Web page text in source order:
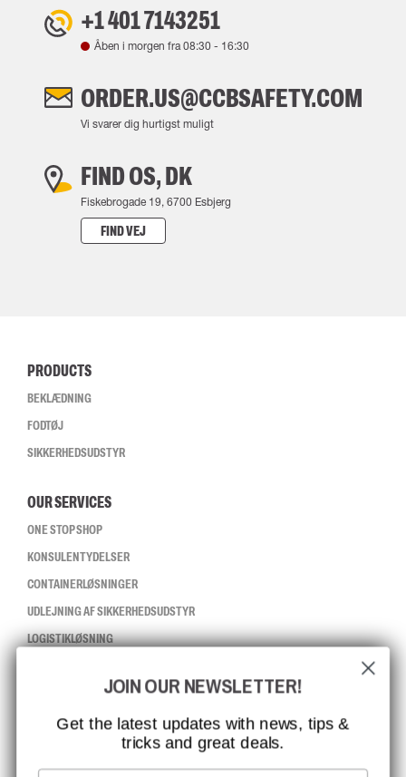
+1 401 7143251
Åben i morgen fra08:30- 16:30
ORDER.US@CCBSAFETY.COM
Vi svarer dig hurtigst muligt
FIND OS, DK
Fiskebrogade 19, 6700 Esbjerg
FIND VEJ
PRODUCTS
BEKLÆDNING
FODTØJ
SIKKERHEDSUDSTYR
OUR SERVICES
ONE STOP SHOP
KONSULENTYDELSER
CONTAINERLØSNINGER
UDLEJNING AF SIKKERHEDSUDSTYR
LOGISTIKLØSNING
ISO-CERTIFICERING
GLOBAL RÆKKEVIDDE
MISSION, VISION OG VÆRDIER
JOIN OUR NEWSLETTER!
Get the latest updates with news, tips &
tricks and great deals.